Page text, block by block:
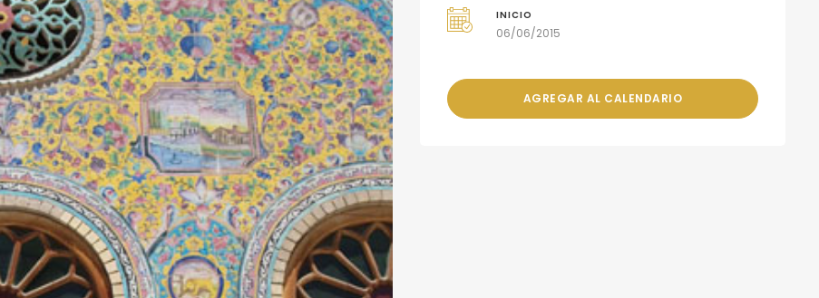
INICIO
06/06/2015
AGREGAR AL CALENDARIO